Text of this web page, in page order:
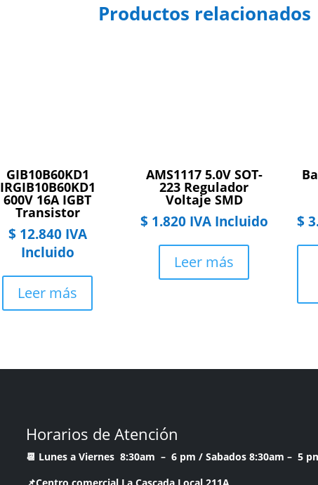
Productos relacionados
GIB10B60KD1
IRGIB10B60KD1
600V 16A IGBT
Transistor
$12.840 IVA
Incluido
Leer más
AMS1117 5.0V SOT-
223 Regulador
Voltaje SMD
$1.820 IVA Incluido
Leer más
$
Horarios de Atención
📆 Lunes a Viernes 8:30am – 6 pm / Sabados 8:30am – 5